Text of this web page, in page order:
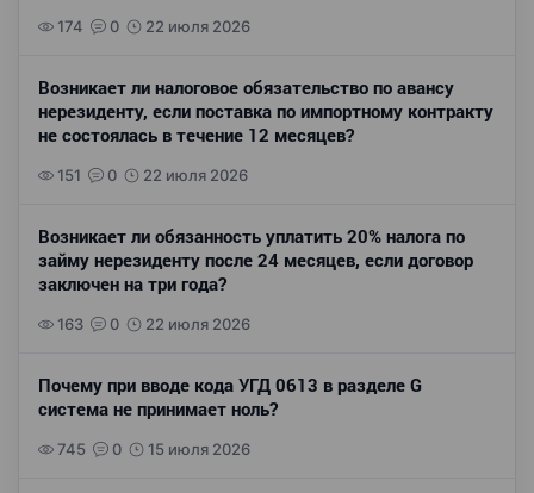
174 0 22 июля 2026
Возникает ли налоговое обязательство по авансу
нерезиденту, если поставка по импортному контракту
не состоялась в течение 12 месяцев?
151 0 22 июля 2026
Возникает ли обязанность уплатить 20% налога по
займу нерезиденту после 24 месяцев, если договор
заключен на три года?
163 0 22 июля 2026
Почему при вводе кода УГД 0613 в разделе G
система не принимает ноль?
745 0 15 июля 2026